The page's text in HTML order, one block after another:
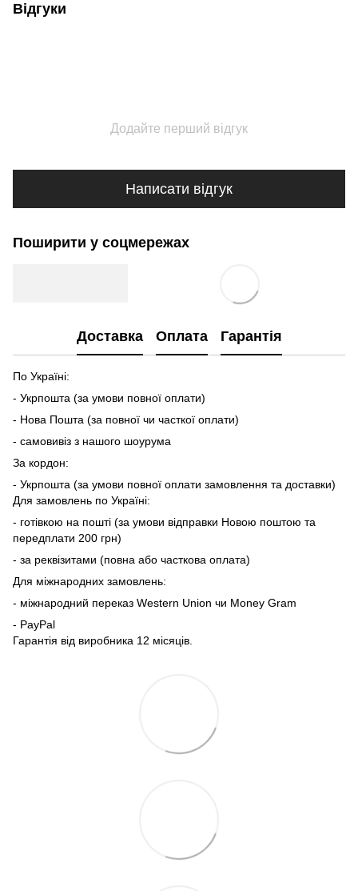
Відгуки
Додайте перший відгук
Написати відгук
Поширити у соцмережах
Доставка Оплата Гарантія
По Україні:
- Укрпошта (за умови повної оплати)
- Нова Пошта (за повної чи часткої оплати)
- самовивіз з нашого шоурума
За кордон:
- Укрпошта (за умови повної оплати замовлення та доставки)
Для замовлень по Україні:
- готівкою на пошті (за умови відправки Новою поштою та
передплати 200 грн)
- за реквізитами (повна або часткова оплата)
Для міжнародних замовлень:
- міжнародний переказ Western Union чи Money Gram
- PayPal
Гарантія від виробника 12 місяців.